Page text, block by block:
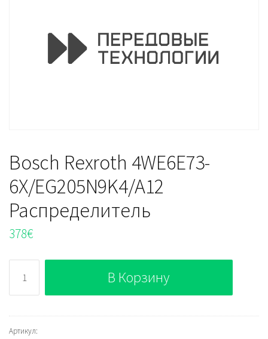
Bosch Rexroth 4WE6E73-
6X/EG205N9K4/A12
Распределитель
378€
Bosch
Rexroth
4WE6E73-
6X/EG205N9K4/A12
В Корзину
Артикул: